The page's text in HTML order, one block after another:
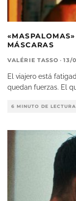
MÁSCARAS
VALÉRIE TASSO · 13/
El viajero está
quedan fuerzas. El
6 MINUTO DE LECTURA